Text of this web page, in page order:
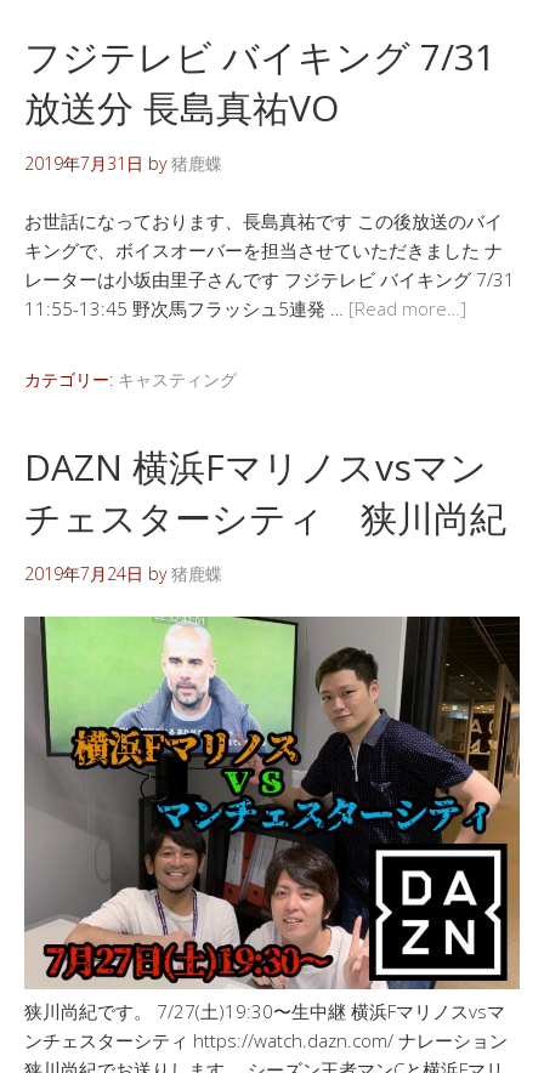
フジテレビ バイキング 7/31
放送分 長島真祐VO
2019年7月31日 by猪鹿蝶
お世話になっております、長島真祐です この後放送のバイ
キングで、ボイスオーバーを担当させていただきました ナ
レーターは小坂由里子さんです フジテレビ バイキング 7/31
11:55-13:45 野次馬フラッシュ5連発 … [Read more…]
カテゴリー: キャスティング
DAZN 横浜Fマリノスvsマン
チェスターシティ 狭川尚紀
2019年7月24日 by猪鹿蝶
狭川尚紀です。 7/27(土)19:30〜生中継 横浜Fマリノスvsマ
ンチェスターシティ https://watch.dazn.com/ ナレーション